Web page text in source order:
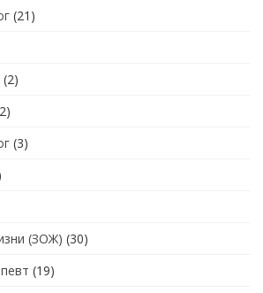
(21)
(2)
(3)
(ЗОЖ) (30)
(19)